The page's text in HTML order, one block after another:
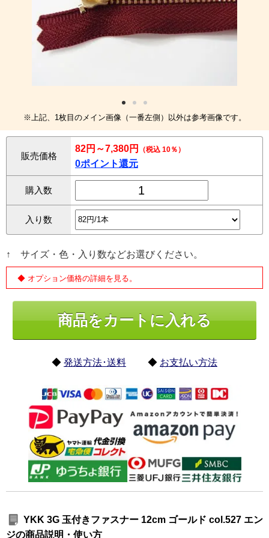
※上記、1枚目のメイン画像（一番左側）以外は参考画像です。
販売価格
82円～7,380円 （税込 10％）
0ポイント還元
購入数
入り数
↑ サイズ・色・入り数などお選びください。
◆ オプション価格の詳細を見る。
◆ 発送方法･送料 ◆ お支払い方法
YKK 3G 玉付きファスナー 12cm ゴールド col.527 エン
ジの商品説明・使い方